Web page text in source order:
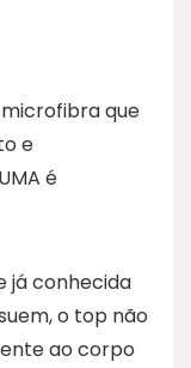
que
e
é
já conhecida
o top não
ao corpo